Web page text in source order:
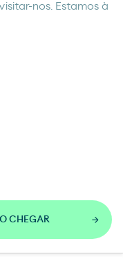
nos. Estamos à
CHEGAR